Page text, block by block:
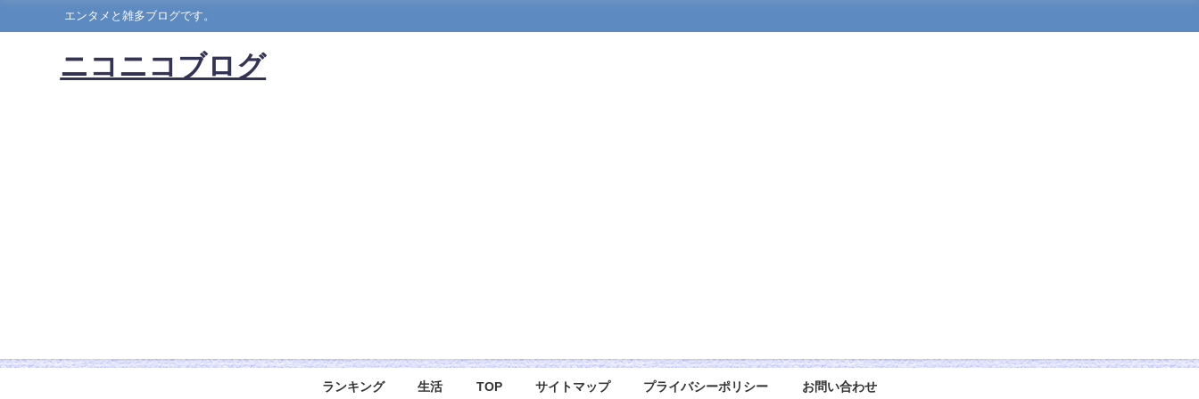
エンタメと雑多ブログです。
ニコニコブログ
ランキング 生活 TOP サイトマップ プライバシーポリシー お問い合わせ